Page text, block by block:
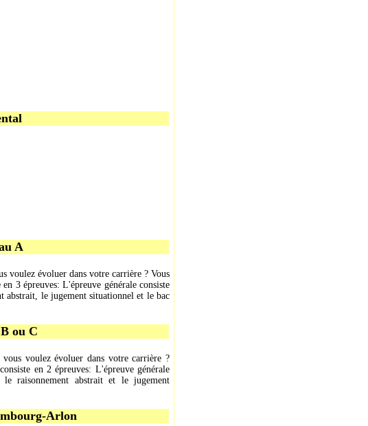
A
voulez évoluer dans votre carrière ? Vous
3 épreuves: L'épreuve générale consiste
abstrait, le jugement situationnel et le bac
ou C
voulez évoluer dans votre carrière ?
en 2 épreuves: L'épreuve générale
le raisonnement abstrait et le jugement
Arlon